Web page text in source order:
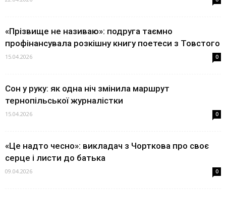
«Прізвище не називаю»: подруга таємно
профінансувала розкішну книгу поетеси з Товстого
15.04.2026 0
Сон у руку: як одна ніч змінила маршрут
тернопільської журналістки
15.04.2026 0
«Це надто чесно»: викладач з Чорткова про своє
серце і листи до батька
09.04.2026 0